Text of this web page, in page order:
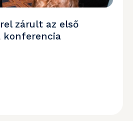
zárult az első
konferencia